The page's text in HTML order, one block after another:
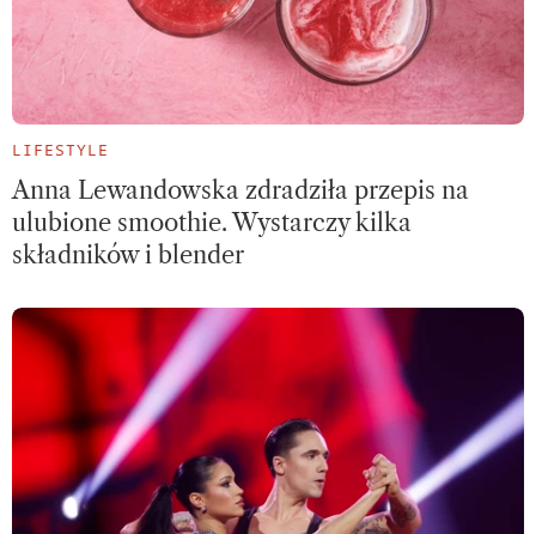
LIFESTYLE
Anna Lewandowska zdradziła przepis na
ulubione smoothie. Wystarczy kilka
składników i blender